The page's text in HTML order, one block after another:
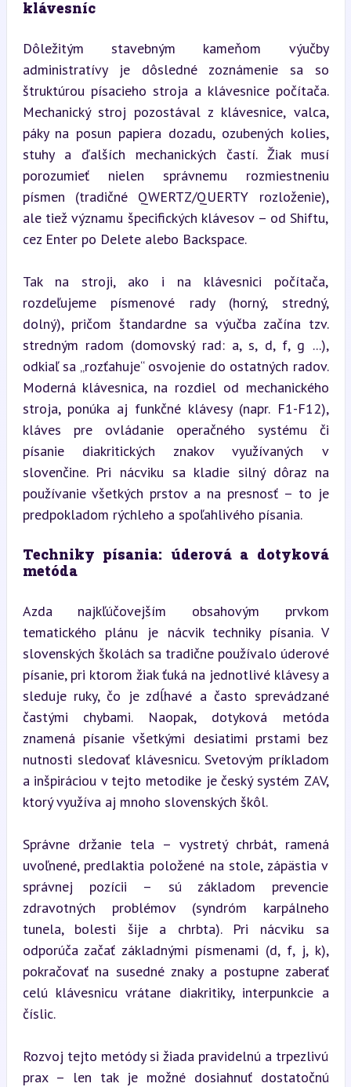
klávesníc
Dôležitým stavebným kameňom výučby
administratívy je dôsledné zoznámenie sa so
štruktúrou písacieho stroja a klávesnice počítača.
Mechanický stroj pozostával z klávesnice, valca,
páky na posun papiera dozadu, ozubených kolies,
stuhy a ďalších mechanických častí. Žiak musí
porozumieť nielen správnemu rozmiestneniu
písmen (tradičné QWERTZ/QUERTY rozloženie),
ale tiež významu špecifických klávesov – od Shiftu,
cez Enter po Delete alebo Backspace.
Tak na stroji, ako i na klávesnici počítača,
rozdeľujeme písmenové rady (horný, stredný,
dolný), pričom štandardne sa výučba začína tzv.
stredným radom (domovský rad: a, s, d, f, g ...),
odkiaľ sa „rozťahuje“ osvojenie do ostatných radov.
Moderná klávesnica, na rozdiel od mechanického
stroja, ponúka aj funkčné klávesy (napr. F1-F12),
kláves pre ovládanie operačného systému či
písanie diakritických znakov využívaných v
slovenčine. Pri nácviku sa kladie silný dôraz na
používanie všetkých prstov a na presnosť – to je
predpokladom rýchleho a spoľahlivého písania.
Techniky písania: úderová a dotyková
metóda
Azda najkľúčovejším obsahovým prvkom
tematického plánu je nácvik techniky písania. V
slovenských školách sa tradične používalo úderové
písanie, pri ktorom žiak ťuká na jednotlivé klávesy a
sleduje ruky, čo je zdĺhavé a často sprevádzané
častými chybami. Naopak, dotyková metóda
znamená písanie všetkými desiatimi prstami bez
nutnosti sledovať klávesnicu. Svetovým príkladom
a inšpiráciou v tejto metodike je český systém ZAV,
ktorý využíva aj mnoho slovenských škôl.
Správne držanie tela – vystretý chrbát, ramená
uvoľnené, predlaktia položené na stole, zápästia v
správnej pozícii – sú základom prevencie
zdravotných problémov (syndróm karpálneho
tunela, bolesti šije a chrbta). Pri nácviku sa
odporúča začať základnými písmenami (d, f, j, k),
pokračovať na susedné znaky a postupne zaberať
celú klávesnicu vrátane diakritiky, interpunkcie a
číslic.
Rozvoj tejto metódy si žiada pravidelnú a trpezlivú
prax – len tak je možné dosiahnuť dostatočnú